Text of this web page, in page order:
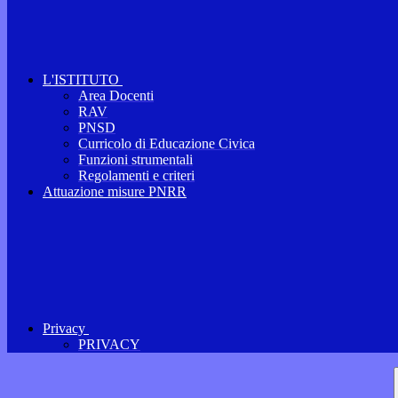
L'ISTITUTO
Area Docenti
RAV
PNSD
Curricolo di Educazione Civica
Funzioni strumentali
Regolamenti e criteri
Attuazione misure PNRR
Privacy
PRIVACY